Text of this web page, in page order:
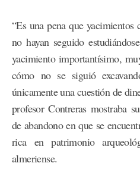
“Es una pena que
no hayan seguido
yacimiento importantísimo,
cómo no se siguió
únicamente una cuestión de
profesor Contreras mostraba
de abandono en que se
rica en patrimonio
almeriense.